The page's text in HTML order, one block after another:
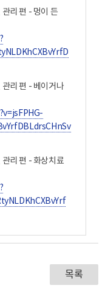
대로 다시
상태로 가능한
다. 화상 부위의
이 안전합니다.
전화해서 도움을
곳에서
상하였다면 제일
니다. 낙상은 침대,
날 수가 있습니다.
수 있습니다. 또한
어져서 머리를
있습니다.
판이나 실내화를
있습니다. 조명이
미끄러워
합니다. 다리 힘이
계단오르기, 앉았다
에 가서 치료를
면 제일 먼저 주변
든 부위는 검푸르게
리 편 - 멍이 든
리 편 - 베이거나
리 편 - 화상치료
목록